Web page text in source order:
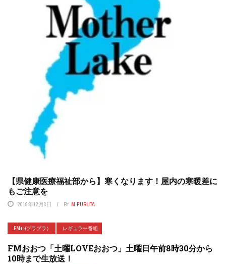
【県健康医療福祉部から】寒くなります！屋内の寒暖差に
もご注意を
2018年12月6日 BY M.FURUTA
FM++(プラプラ） レギュラー番組
FMおおつ「土曜LOVEおおつ」土曜日午前8時30分から
10時まで生放送！